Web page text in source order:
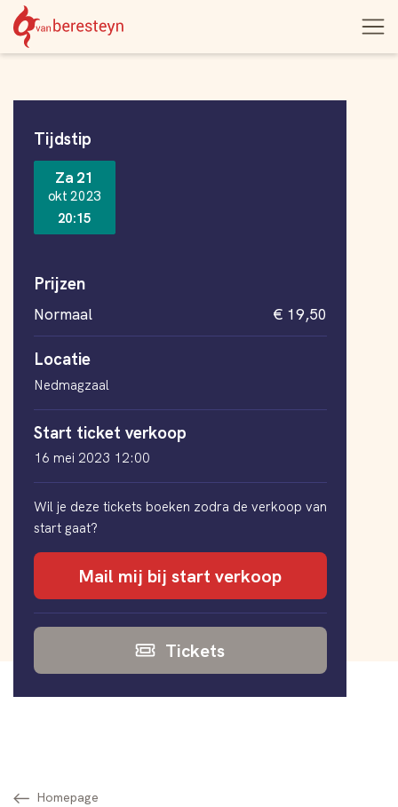
Navigatie
overslaan
Theater
vanBeresteyn
Open
Homepage
Informatie
Tickets
Tijdstip
Za 21
okt 2023
20:15
Prijzen
Normaal € 19,50
Locatie
Nedmagzaal
Start ticket verkoop
16 mei 2023 12:00
Wil je deze tickets boeken zodra de verkoop van
start gaat?
Mail mij bij start verkoop